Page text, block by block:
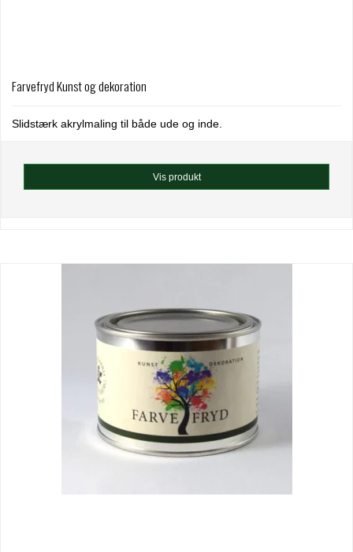
Farvefryd Kunst og dekoration
Slidstærk akrylmaling til både ude og inde.
Vis produkt